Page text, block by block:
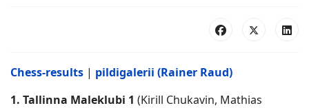
Chess-results | pildigalerii (Rainer Raud)
1. Tallinna Maleklubi 1 (Kirill Chukavin, Mathias